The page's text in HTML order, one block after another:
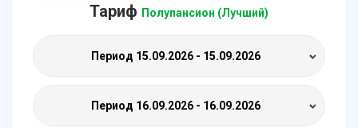
Тариф Полупансион (Лучший)
Период 15.09.2026 - 15.09.2026
Период 16.09.2026 - 16.09.2026